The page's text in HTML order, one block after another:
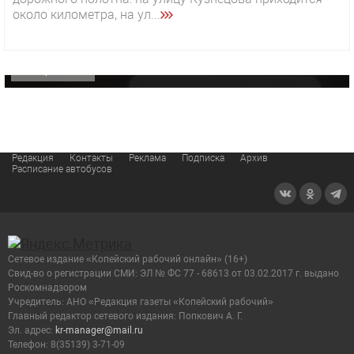
около километра, на ул...
«Звезда» Метрана стала главным героем нового
Редакция Контакты Реклама Подписка
Архив
Расписание автобусов
Сетевое издание «Копейский рабочий онлайн» (16+)
Cвид-во о регистрации СМИ: ЭЛ № ФС 77 - 68613 от 03.02.2017 г. выдано
Роскомнадзором
Учредитель: АНО «Редакция газеты «Копейский рабочий»
Главный редактор сетевого издания: Попкович А. Г.
Эл. адрес: kr-manager@mail.ru
Телефон: 8(35139) 3-71-09